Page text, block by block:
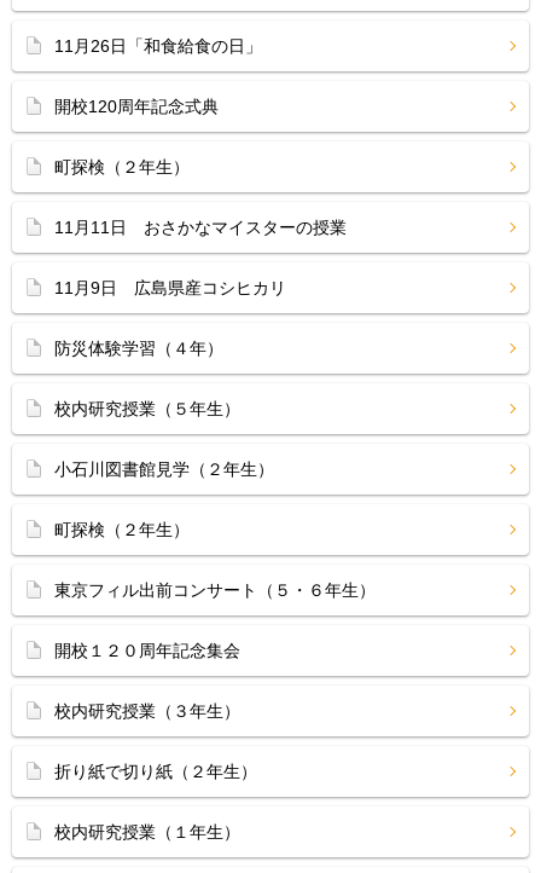
11月26日「和食給食の日」
開校120周年記念式典
町探検（２年生）
11月11日 おさかなマイスターの授業
11月9日 広島県産コシヒカリ
防災体験学習（４年）
校内研究授業（５年生）
小石川図書館見学（２年生）
町探検（２年生）
東京フィル出前コンサート（５・６年生）
開校１２０周年記念集会
校内研究授業（３年生）
折り紙で切り紙（２年生）
校内研究授業（１年生）